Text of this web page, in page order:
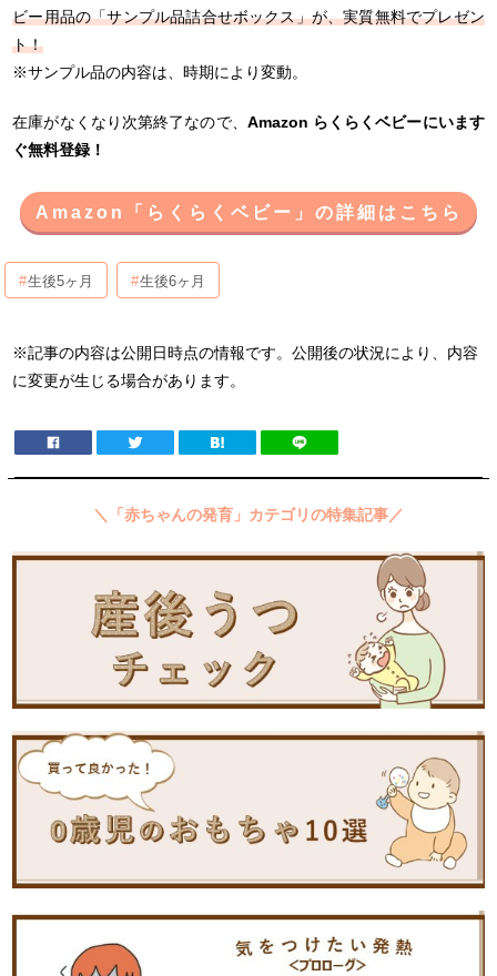
ビー用品の「サンプル品詰合せボックス」が、実質無料でプレゼン
ト！
※サンプル品の内容は、時期により変動。
在庫がなくなり次第終了なので、 Amazon らくらくベビーにいます
ぐ無料登録！
Amazon「らくらくベビー」の詳細はこちら
生後5ヶ月 生後6ヶ月
※記事の内容は公開日時点の情報です。公開後の状況により、内容
に変更が生じる場合があります。
＼「赤ちゃんの発育」カテゴリの特集記事／